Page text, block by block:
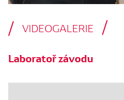
VIDEOGALERIE
Laboratoř závodu